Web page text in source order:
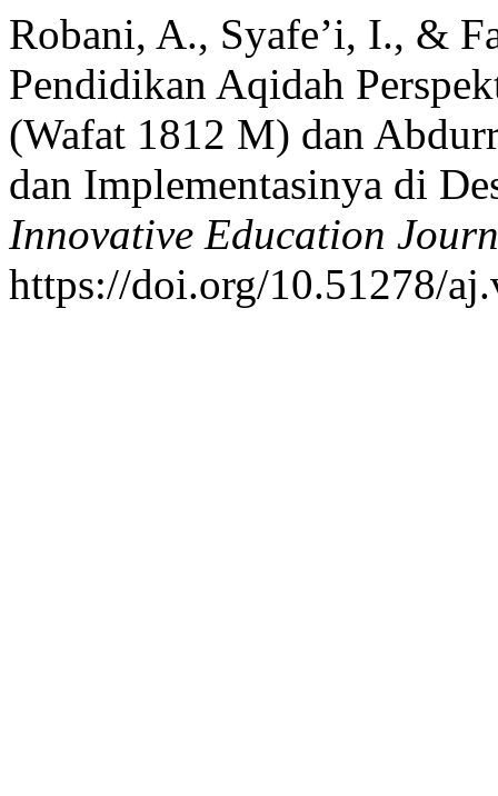
Robani, A., Syafe’i, I., &
Pendidikan Aqidah
(Wafat 1812 M) dan
dan Implementasinya di
Innovative Education
https://doi.org/10.51278/